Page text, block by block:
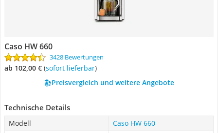
Caso ‎‎HW 660
3428 Bewertungen
ab 102,00 € ( Sofort lieferbar)
Preisvergleich und weitere Angebote
Technische Details
Modell
Caso ‎‎HW 660